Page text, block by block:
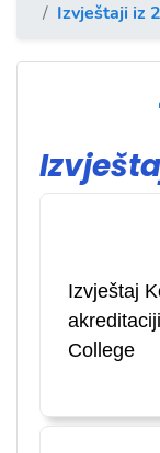
Izvještaji iz
Izvještaj
College